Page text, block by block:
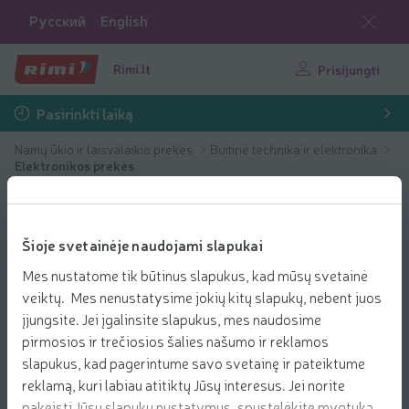
Šioje svetainėje naudojami slapukai
Mes nustatome tik būtinus slapukus, kad mūsų svetainė
veiktų. Mes nenustatysime jokių kitų slapukų, nebent juos
įjungsite. Jei įgalinsite slapukus, mes naudosime
pirmosios ir trečiosios šalies našumo ir reklamos
slapukus, kad pagerintume savo svetainę ir pateiktume
reklamą, kuri labiau atitiktų Jūsų interesus. Jei norite
Русский English
Rimi.lt Prisijungti
Pasirinkti laiką
Namų ūkio ir laisvalaikio prekės
Buitinė technika ir elektronika
Elektronikos prekės